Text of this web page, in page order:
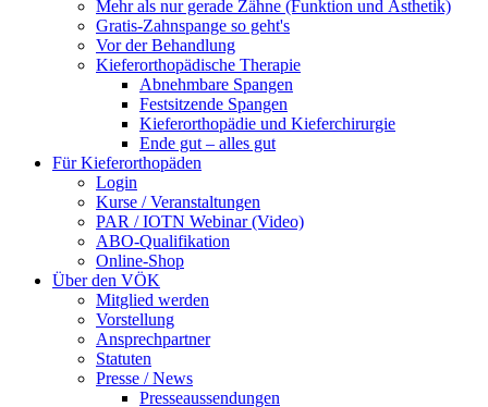
Mehr als nur gerade Zähne (Funktion und Ästhetik)
Gratis-Zahnspange so geht's
Vor der Behandlung
Kieferorthopädische Therapie
Abnehmbare Spangen
Festsitzende Spangen
Kieferorthopädie und Kieferchirurgie
Ende gut – alles gut
Für Kieferorthopäden
Login
Kurse / Veranstaltungen
PAR / IOTN Webinar (Video)
ABO-Qualifikation
Online-Shop
Über den VÖK
Mitglied werden
Vorstellung
Ansprechpartner
Statuten
Presse / News
Presseaussendungen